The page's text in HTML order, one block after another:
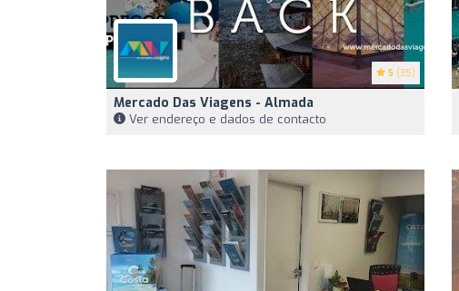
5 (35)
Mercado Das Viagens - Almada
Ver endereço e dados de contacto